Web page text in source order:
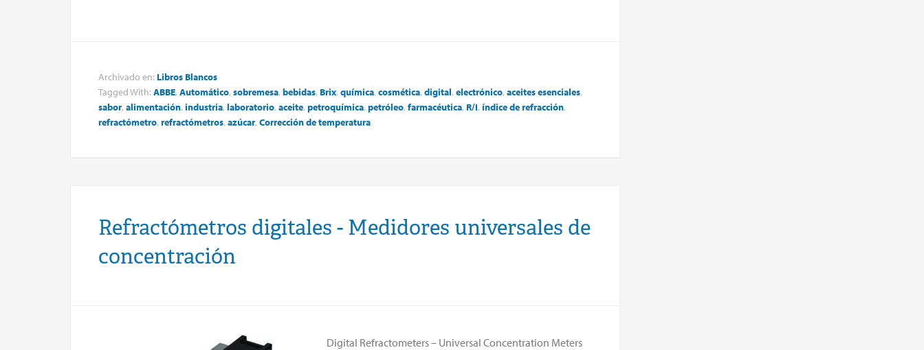
Archivado en: Libros Blancos
Tagged With: ABBE, Automático, sobremesa, bebidas, Brix, química, cosmética, digital, electrónico, aceites esenciales,
sabor, alimentación, industria, laboratorio, aceite, petroquímica, petróleo, farmacéutica, R/I, índice de refracción,
refractómetro, refractómetros, azúcar, Corrección de temperatura
Refractómetros digitales - Medidores universales de
concentración
Digital Refractometers – Universal Concentration Meters